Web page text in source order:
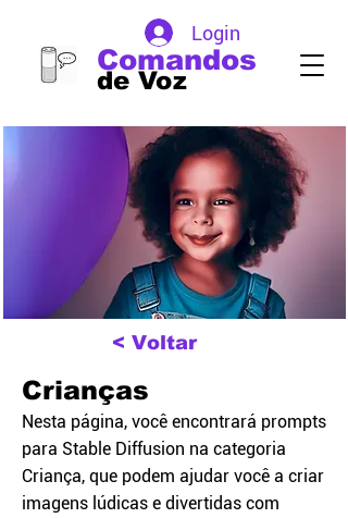
de Voz
Comandos
Login
< Voltar
Crianças
Nesta página, você encontrará prompts
para Stable Diffusion na categoria
Criança, que podem ajudar você a criar
imagens lúdicas e divertidas com